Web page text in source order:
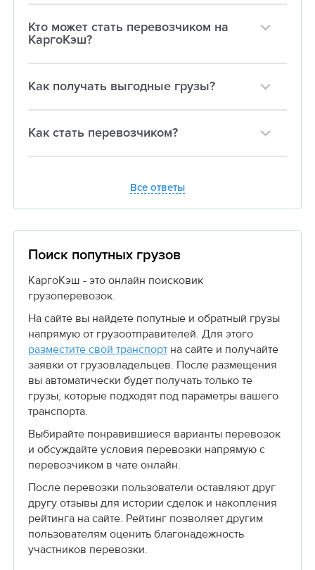
Кто может стать перевозчиком на
КаргоКэш?
Как получать выгодные грузы?
Как стать перевозчиком?
Все ответы
Поиск попутных грузов
КаргоКэш - это онлайн поисковик
грузоперевозок.
На сайте вы найдете попутные и обратный грузы
напрямую от грузоотправителей. Для этого
разместите свой транспортна сайте и получайте
заявки от грузовладельцев. После размещения
вы автоматически будет получать только те
грузы, которые подходят под параметры вашего
транспорта.
Выбирайте понравившиеся варианты перевозок
и обсуждайте условия перевозки напрямую с
перевозчиком в чате онлайн.
После перевозки пользователи оставляют друг
другу отзывы для истории сделок и накопления
рейтинга на сайте. Рейтинг позволяет другим
пользователям оценить благонадежность
участников перевозки.